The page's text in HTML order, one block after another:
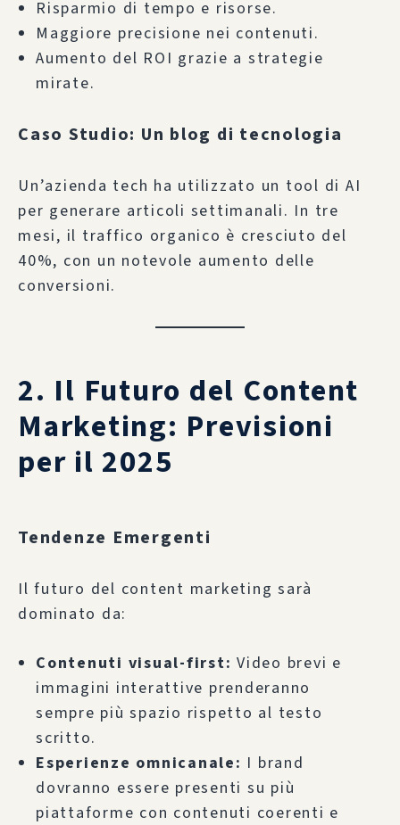
Risparmio di tempo e risorse.
Maggiore precisione nei contenuti.
Aumento del ROI grazie a strategie
mirate.
Caso Studio: Un blog di tecnologia
Un’azienda tech ha utilizzato un tool di AI
per generare articoli settimanali. In tre
mesi, il traffico organico è cresciuto del
40%, con un notevole aumento delle
conversioni.
2. Il Futuro del Content
Marketing: Previsioni
per il 2025
Tendenze Emergenti
Il futuro del content marketing sarà
dominato da:
Contenuti visual-first: Video brevi e
immagini interattive prenderanno
sempre più spazio rispetto al testo
scritto.
Esperienze omnicanale: I brand
dovranno essere presenti su più
piattaforme con contenuti coerenti e